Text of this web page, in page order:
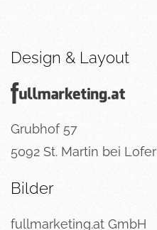
Design & Layout
Grubhof 57
5092 St. Martin bei Lofer
Bilder
fullmarketing.at GmbH